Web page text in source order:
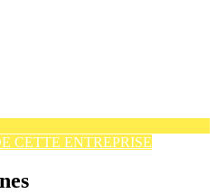
CETTE ENTREPRISE